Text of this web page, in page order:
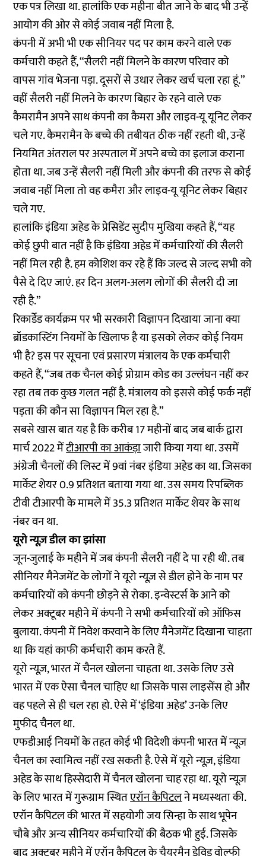
एक पत्र लिखा था. हालांकि एक महीना बीत जाने के बाद भी उन्हें
आयोग की ओर से कोई जवाब नहीं मिला है.
कंपनी में अभी भी एक सीनियर पद पर काम करने वाले एक
कर्मचारी कहते हैं, “सैलरी नहीं मिलने के कारण परिवार को
वापस गांव भेजना पड़ा. दूसरों से उधार लेकर खर्च चला रहा हूं.”
वहीं सैलरी नहीं मिलने के कारण बिहार के रहने वाले एक
कैमरामैन अपने साथ कंपनी का कैमरा और लाइव-यू यूनिट लेकर
चले गए. कैमरामैन के बच्चे की तबीयत ठीक नहीं रहती थी, उन्हें
नियमित अंतराल पर अस्पताल में अपने बच्चे का इलाज कराना
होता था. जब उन्हें सैलरी नहीं मिली और कंपनी की तरफ से कोई
जवाब नहीं मिला तो वह कमैरा और लाइव-यू यूनिट लेकर बिहार
चले गए.
हालांकि इंडिया अहेड के प्रेसिडेंट सुदीप मुखिया कहते हैं, “यह
कोई छुपी बात नहीं है कि इंडिया अहेड में कर्मचारियों की सैलरी
नहीं मिल रही है. हम कोशिश कर रहे हैं कि जल्द से जल्द सभी को
पैसे दे दिए जाएं. हर दिन अलग-अलग लोगों की सैलरी दी जा
रही है.”
रिकार्डेड कार्यक्रम पर भी सरकारी विज्ञापन दिखाया जाना क्या
ब्रॉडकास्टिंग नियमों के खिलाफ है या इसको लेकर कोई नियम
भी है? इस पर सूचना एवं प्रसारण मंत्रालय के एक कर्मचारी
कहते हैं, “जब तक चैनल कोई प्रोग्राम कोड का उल्लंघन नहीं कर
रहा तब तक कुछ गलत नहीं है. मंत्रालय को इससे कोई फर्क नहीं
पड़ता की कौन सा विज्ञापन मिल रहा है.”
सबसे खास बात यह है कि करीब 17 महीनों बाद जब बार्क द्वारा
मार्च 2022 मेंटीआरपी का आकंड़ाजारी किया गया था. उसमें
अंग्रेजी चैनलों की लिस्ट में 9वां नंबर इंडिया अहेड का था. जिसका
मार्केट शेयर 0.9 प्रतिशत बताया गया था. उस समय रिपब्लिक
टीवी टीआरपी के मामले में 35.3 प्रतिशत मार्केट शेयर के साथ
नंबर वन था.
यूरो न्यूज़ डील का झांसा
जून-जुलाई के महीने में जब कंपनी सैलरी नहीं दे पा रही थी. तब
सीनियर मैनेजमेंट के लोगों ने यूरो न्यूज़ से डील होने के नाम पर
कर्मचारियों को कंपनी छोड़ने से रोका. इन्वेस्टर्स के आने को
लेकर अक्टूबर महीने में कंपनी ने सभी कर्मचारियों को ऑफिस
बुलाया. कंपनी में निवेश करवाने के लिए मैनेजमेंट दिखाना चाहता
था कि यहां काफी कर्मचारी काम करते हैं.
यूरो न्यूज़, भारत में चैनल खोलना चाहता था. उसके लिए उसे
भारत में एक ऐसा चैनल चाहिए था जिसके पास लाइसेंस हो और
वह पहले से ही चल रहा हो. ऐसे में ‘इंडिया अहेड’ उनके लिए
मुफीद चैनल था.
एफडीआई नियमों के तहत कोई भी विदेशी कंपनी भारत में न्यूज़
चैनल का स्वामित्व नहीं रख सकती है. ऐसे में यूरो न्यूज़, इंडिया
अहेड के साथ हिस्सेदारी में चैनल खोलना चाह रहा था. यूरो न्यूज़
के लिए भारत में गुरूग्राम स्थितएरॉन कैपिटलने मध्यस्थता की.
एरॉन कैपिटल की भारत में सहयोगी जय सिन्हा के साथ भूपेन
चौबे और अन्य सीनियर कर्मचारियों की बैठक भी हुई. जिसके